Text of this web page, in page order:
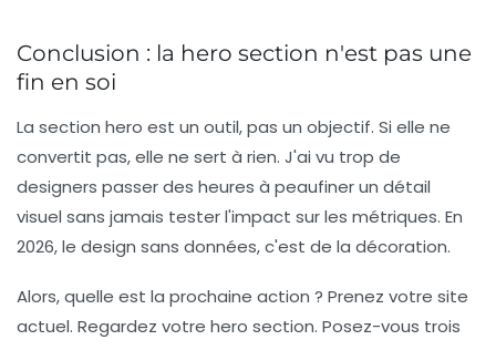
Conclusion : la hero section n'est pas une
fin en soi
La section hero est un outil, pas un objectif. Si elle ne
convertit pas, elle ne sert à rien. J'ai vu trop de
designers passer des heures à peaufiner un détail
visuel sans jamais tester l'impact sur les métriques. En
2026, le design sans données, c'est de la décoration.
Alors, quelle est la prochaine action ? Prenez votre site
actuel. Regardez votre hero section. Posez-vous trois